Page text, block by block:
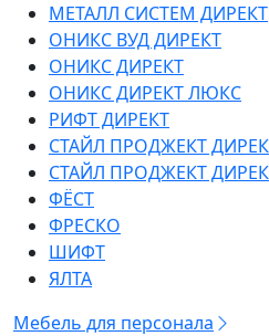
МЕТАЛЛ СИСТЕМ ДИРЕКТ
ОНИКС ВУД ДИРЕКТ
ОНИКС ДИРЕКТ
ОНИКС ДИРЕКТ ЛЮКС
РИФТ ДИРЕКТ
СТАЙЛ ПРОДЖЕКТ
СТАЙЛ ПРОДЖЕКТ
ФЁСТ
ФРЕСКО
ШИФТ
ЯЛТА
Мебель для персонала